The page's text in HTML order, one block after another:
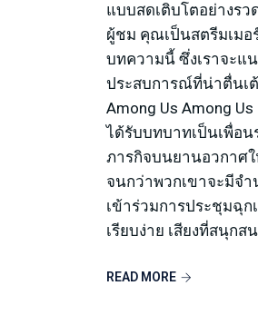
แบบสดเติบโตอย่างรว
ผู้ชม คุณเป็นสตรีมเมอ
บทความนี้ ซึ่งเราจะแ
ประสบการณ์ที่น่าตื่นเ
Among Us Among
ได้รับบทบาทเป็นเพื่อ
ภารกิจบนยานอวกาศ
จนกว่าพวกเขาจะมีจ
เข้าร่วมการประชุมฉุก
เรียบง่าย เสียงที่สนุกส
READ MORE